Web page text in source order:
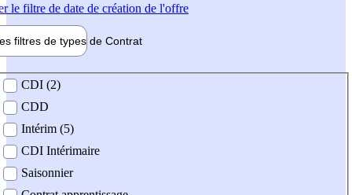
le filtre de date de création de l'offre
filtres de types de Contrat
contrat
CDI (2)
CDD
Intérim (5)
CDI Intérimaire
Saisonnier